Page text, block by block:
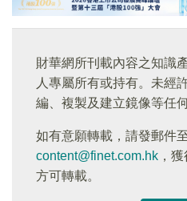
財華網所刊載內容之知識
人專屬所有或持有。未經
編、複製及建立鏡像等任何
如有意願轉載，請發郵件
content@finet.com.hk ，
方可轉載。